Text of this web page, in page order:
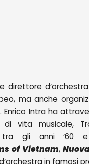
direttore
ma anche
Enrico Intra ha
di vita musicale,
tra gli anni ’60
of Vietnam,
in famosi